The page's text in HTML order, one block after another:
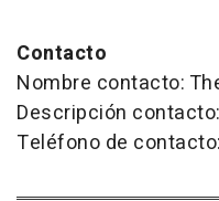
Contacto
Nombre contacto:
Descripción
Teléfono de